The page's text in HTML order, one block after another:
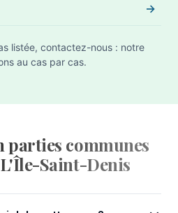
listée, contactez-nous : notre
au cas par cas.
parties communes
Saint-Denis